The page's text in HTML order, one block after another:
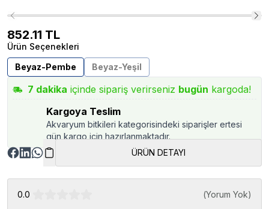
852.11 TL
Ürün Seçenekleri
Beyaz-Pembe
Beyaz-Yeşil
7 dakika içinde sipariş verirseniz bugün kargoda!
Kargoya Teslim
Akvaryum bitkileri kategorisindeki siparişler ertesi
gün kargo için hazırlanmaktadır.
ÜRÜN DETAYI
0.0 (Yorum Yok)